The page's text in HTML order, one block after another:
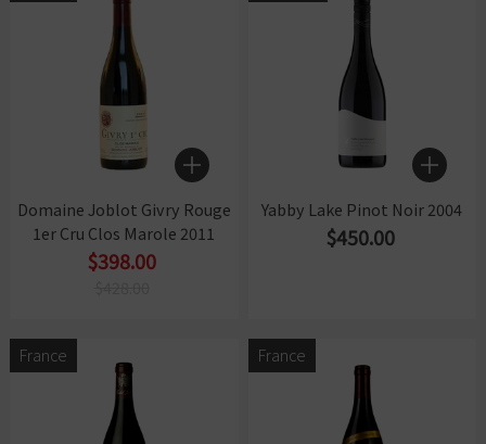
Domaine Joblot Givry Rouge
1er Cru Clos Marole 2011
$398.00
Yabby Lake Pinot Noir 2004
$450.00
France France